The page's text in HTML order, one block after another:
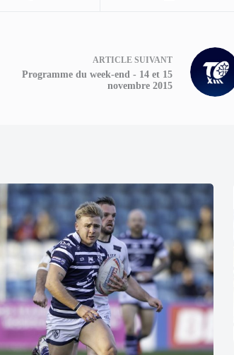
ARTICLESUIVANT
Programme du week-end - 14 et 15
novembre 2015